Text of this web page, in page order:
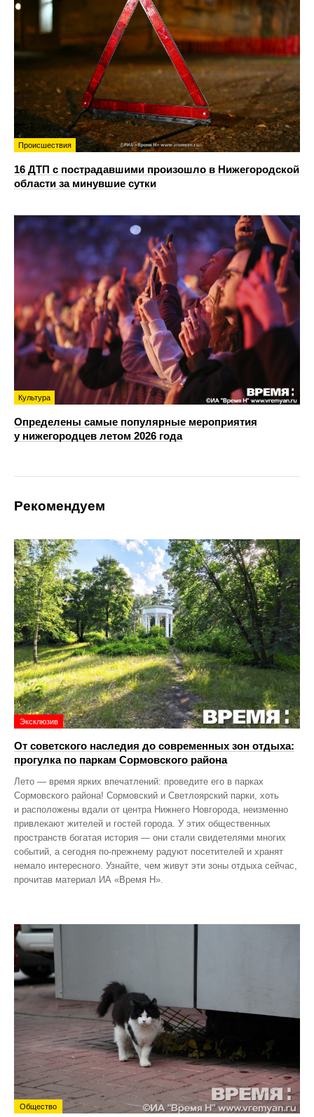
Происшествия
16 ДТП с пострадавшими произошло в Нижегородской
области за минувшие сутки
Культура
Определены самые популярные мероприятия
у нижегородцев летом 2026 года
Рекомендуем
Эксклюзив
От советского наследия до современных зон отдыха:
прогулка по паркам Сормовского района
Лето — время ярких впечатлений: проведите его в парках
Сормовского района! Сормовский и Светлоярский парки, хоть
и расположены вдали от центра Нижнего Новгорода, неизменно
привлекают жителей и гостей города. У этих общественных
пространств богатая история — они стали свидетелями многих
событий, а сегодня по‑прежнему радуют посетителей и хранят
немало интересного. Узнайте, чем живут эти зоны отдыха сейчас,
прочитав материал ИА «Время Н».
Общество